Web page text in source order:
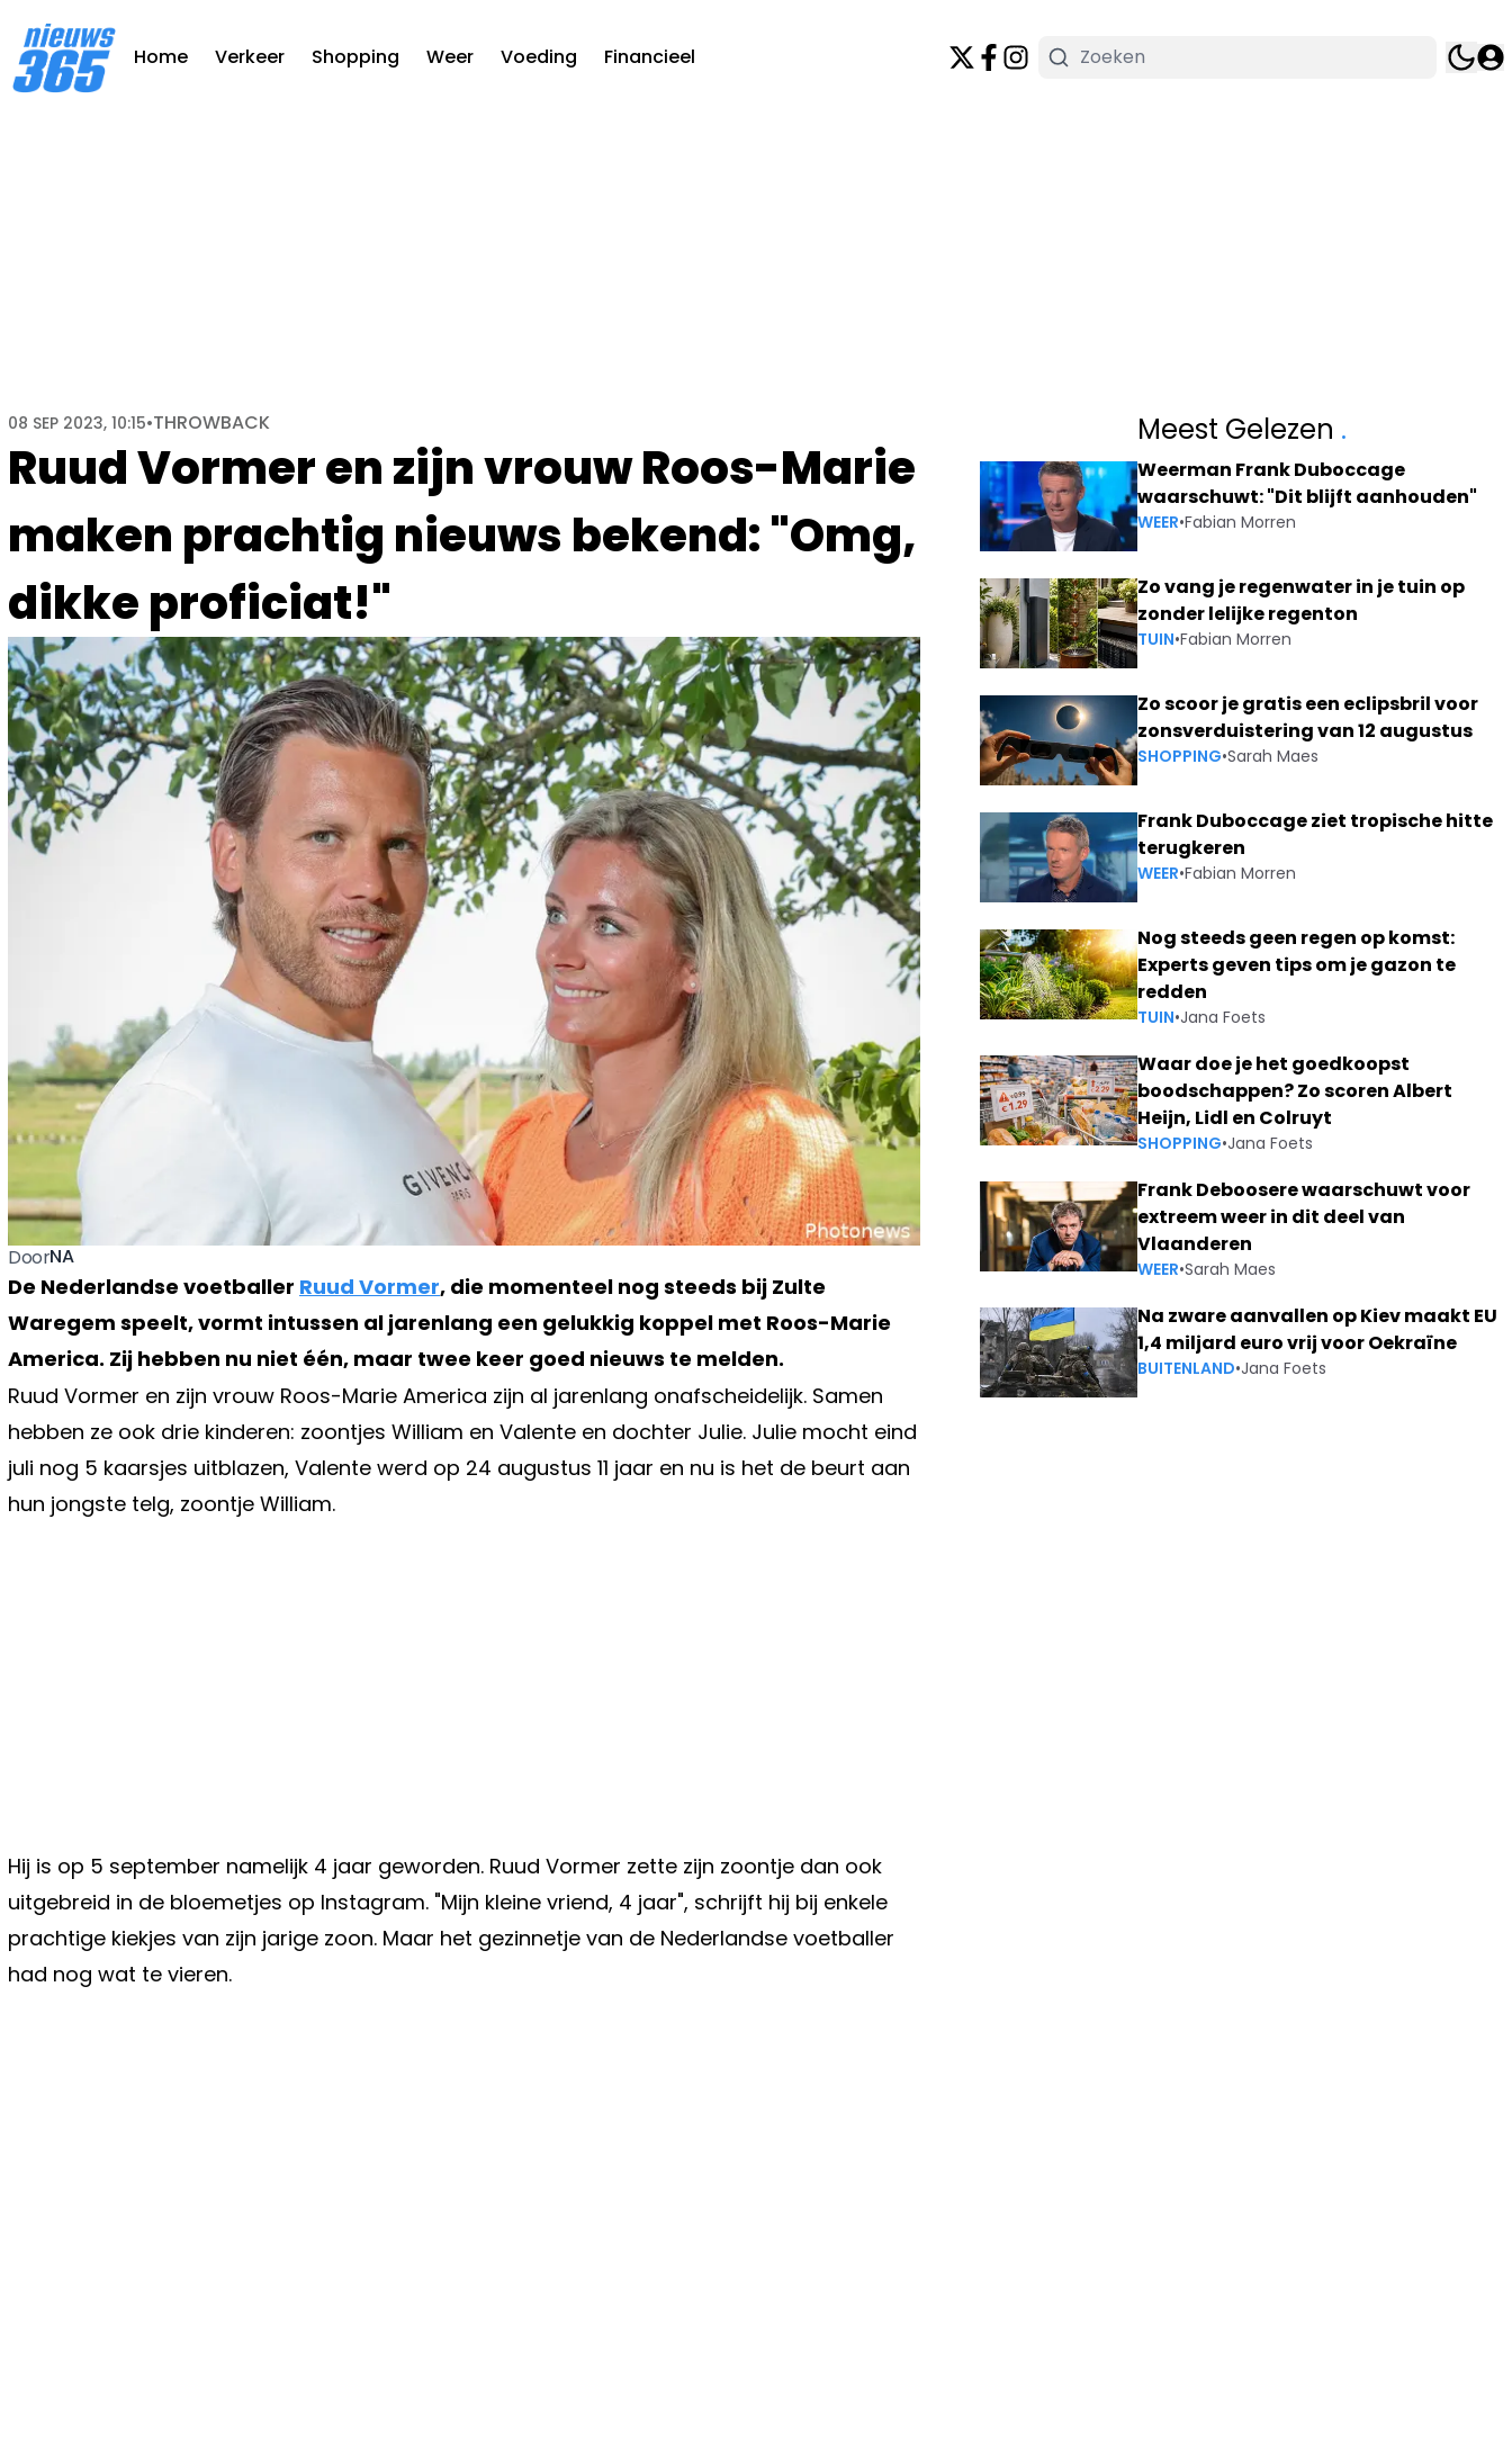
Home Verkeer Shopping Weer Voeding Financieel
Ruud Vormer en zijn vrouw Roos-Marie
maken prachtig nieuws bekend: "Omg,
dikke proficiat!"
08 SEP 2023, 10:15•THROWBACK
DoorNA
De Nederlandse voetballer Ruud Vormer, die momenteel nog steeds bij Zulte
Waregem speelt, vormt intussen al jarenlang een gelukkig koppel met Roos-Marie
America. Zij hebben nu niet één, maar twee keer goed nieuws te melden.
Ruud Vormer en zijn vrouw Roos-Marie America zijn al jarenlang onafscheidelijk. Samen
hebben ze ook drie kinderen: zoontjes William en Valente en dochter Julie. Julie mocht eind
juli nog 5 kaarsjes uitblazen, Valente werd op 24 augustus 11 jaar en nu is het de beurt aan
hun jongste telg, zoontje William.
Hij is op 5 september namelijk 4 jaar geworden. Ruud Vormer zette zijn zoontje dan ook
uitgebreid in de bloemetjes op Instagram. "Mijn kleine vriend, 4 jaar", schrijft hij bij enkele
prachtige kiekjes van zijn jarige zoon. Maar het gezinnetje van de Nederlandse voetballer
had nog wat te vieren.
Meest Gelezen .
Weerman Frank Duboccage
waarschuwt: "Dit blijft aanhouden"
WEER•Fabian Morren
Zo vang je regenwater in je tuin op
zonder lelijke regenton
TUIN•Fabian Morren
Zo scoor je gratis een eclipsbril voor
zonsverduistering van 12 augustus
SHOPPING•Sarah Maes
Frank Duboccage ziet tropische hitte
terugkeren
WEER•Fabian Morren
Nog steeds geen regen op komst:
Experts geven tips om je gazon te
redden
TUIN•Jana Foets
Waar doe je het goedkoopst
boodschappen? Zo scoren Albert
Heijn, Lidl en Colruyt
SHOPPING•Jana Foets
Frank Deboosere waarschuwt voor
extreem weer in dit deel van
Vlaanderen
WEER•Sarah Maes
Na zware aanvallen op Kiev maakt EU
1,4 miljard euro vrij voor Oekraïne
BUITENLAND•Jana Foets